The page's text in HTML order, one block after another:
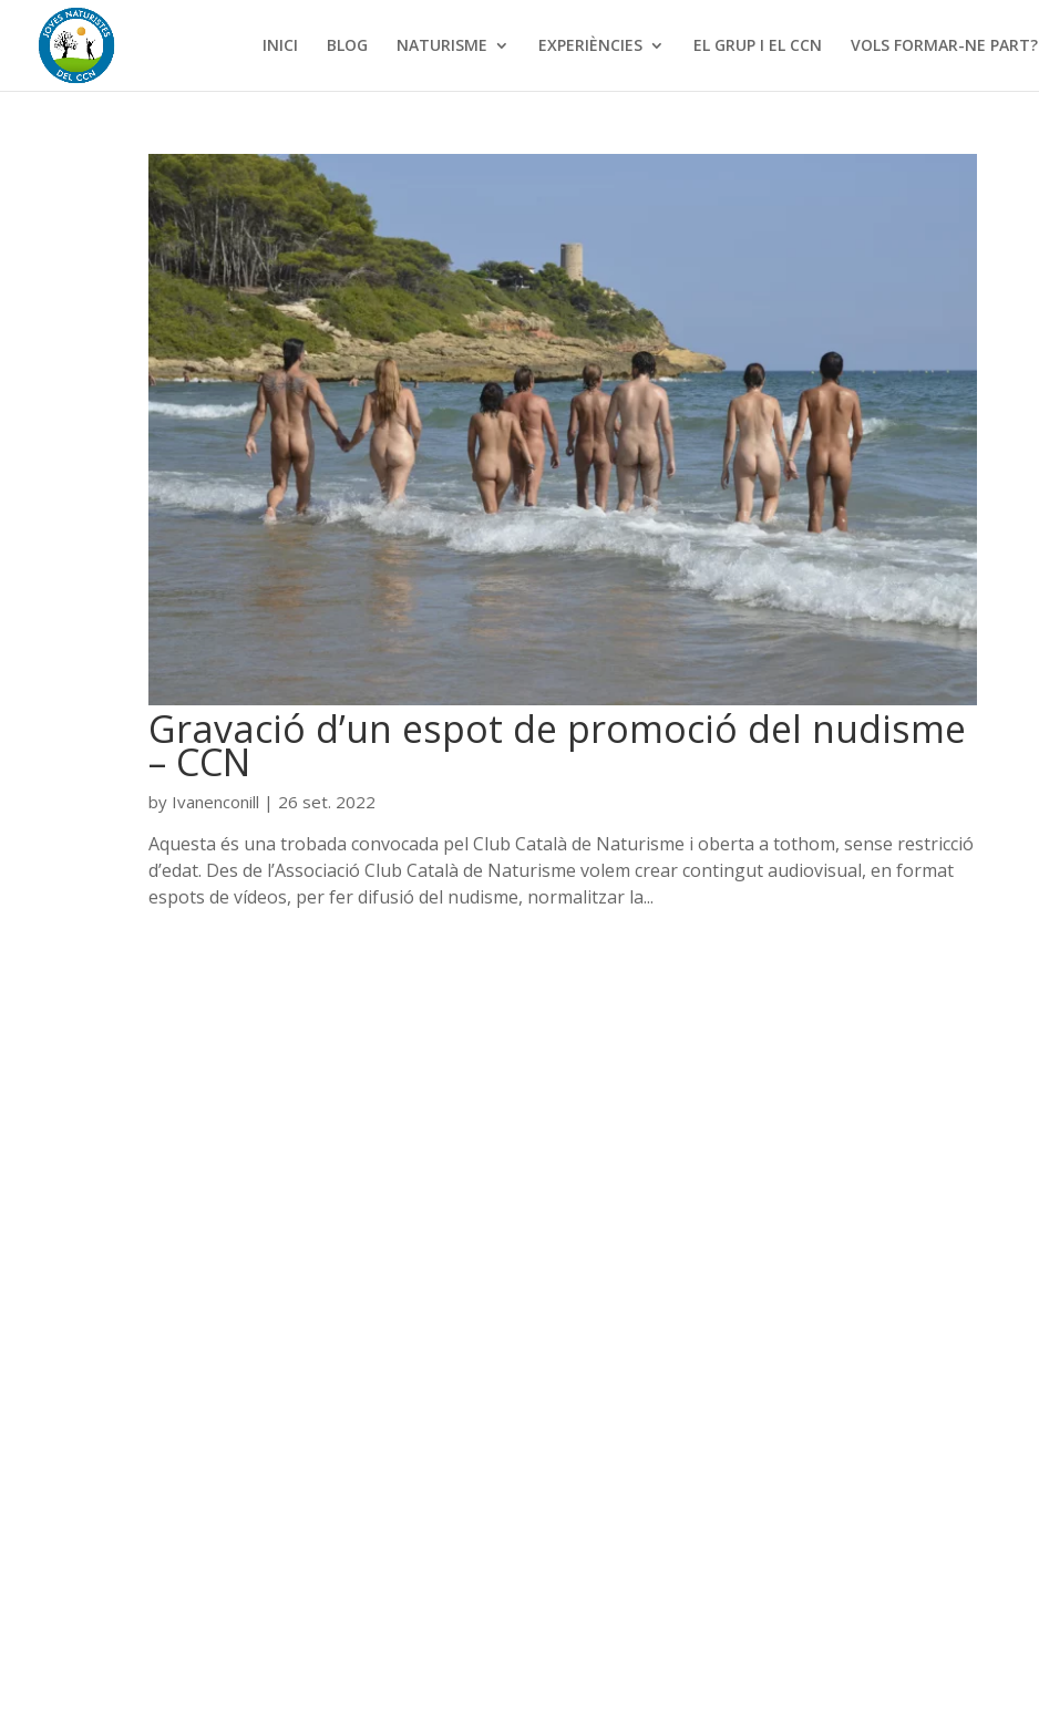
INICI BLOG NATURISME EXPERIÈNCIES EL GRUP I EL CCN VOLS FORMAR-NE PART?
Gravació d’un espot de promoció del nudisme
– CCN
by Ivanenconill | 26 set. 2022
Aquesta és una trobada convocada pel Club Català de Naturisme i oberta a tothom, sense restricció
d’edat. Des de l’Associació Club Català de Naturisme volem crear contingut audiovisual, en format
espots de vídeos, per fer difusió del nudisme, normalitzar la...